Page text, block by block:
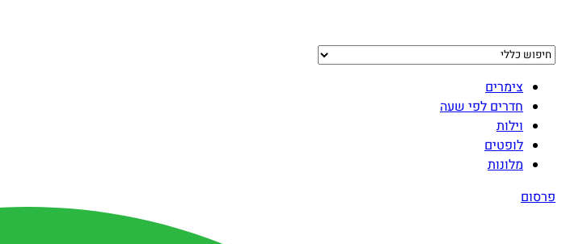
צימרים
חדרים לפי שעה
וילות
לופטים
מלונות
פרסום